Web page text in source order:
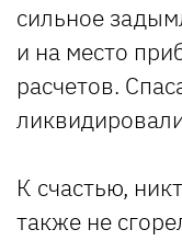
сильное
и на место
расчетов.
К счастью,
также не